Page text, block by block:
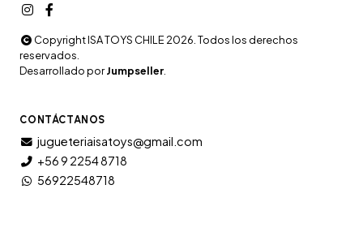
Copyright ISA TOYS CHILE 2026. Todos los derechos
reservados.
Desarrollado porJumpseller
CONTÁCTANOS
jugueteriaisatoys@gmail.com
+56 9 2254 8718
56922548718